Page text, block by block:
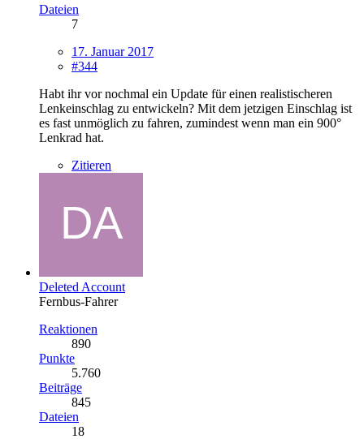
Dateien
7
17. Januar 2017
#344
Habt ihr vor nochmal ein Update für einen realistischeren
Lenkeinschlag zu entwickeln? Mit dem jetzigen Einschlag ist
es fast unmöglich zu fahren, zumindest wenn man ein 900°
Lenkrad hat.
Zitieren
Deleted Account
Fernbus-Fahrer
Reaktionen
890
Punkte
5.760
Beiträge
845
Dateien
18